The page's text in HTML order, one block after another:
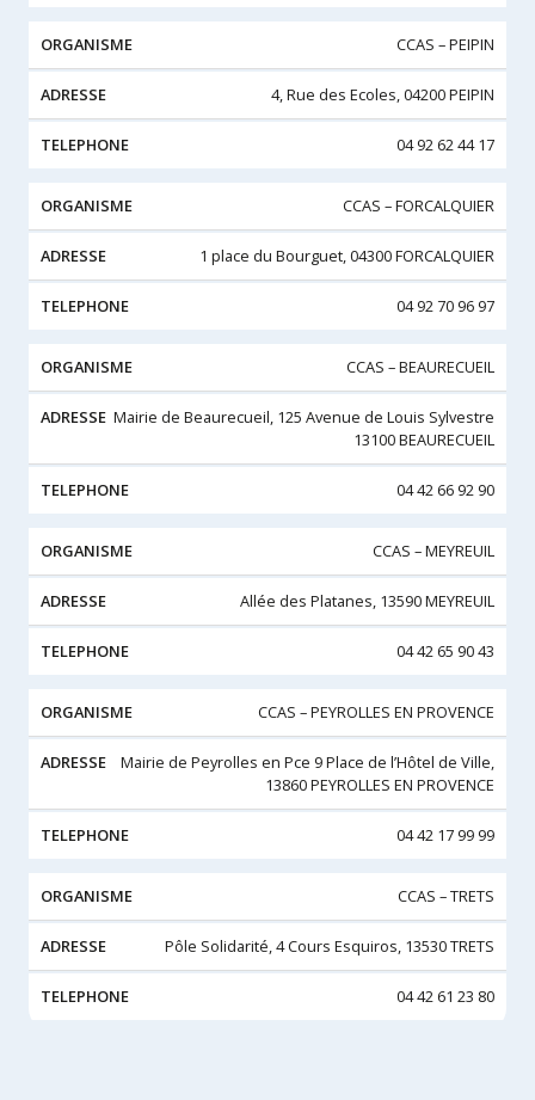
CCAS – PEIPIN
4, Rue des Ecoles, 04200 PEIPIN
04 92 62 44 17
CCAS – FORCALQUIER
1 place du Bourguet, 04300 FORCALQUIER
04 92 70 96 97
CCAS – BEAURECUEIL
Mairie de Beaurecueil, 125 Avenue de Louis Sylvestre
13100 BEAURECUEIL
04 42 66 92 90
CCAS – MEYREUIL
Allée des Platanes, 13590 MEYREUIL
04 42 65 90 43
CCAS – PEYROLLES EN PROVENCE
Mairie de Peyrolles en Pce 9 Place de l’Hôtel de Ville,
13860 PEYROLLES EN PROVENCE
04 42 17 99 99
CCAS – TRETS
Pôle Solidarité, 4 Cours Esquiros, 13530 TRETS
04 42 61 23 80